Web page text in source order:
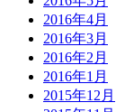
2016年4月
2016年3月
2016年2月
2016年1月
2015年12月